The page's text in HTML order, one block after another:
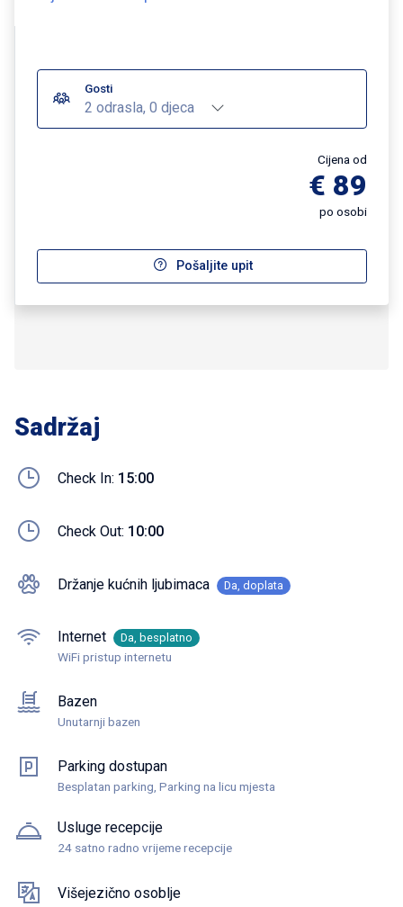
Gosti
2 odrasla, 0 djeca
Cijena od
€ 89
po osobi
Pošaljite upit
Sadržaj
Check In: 15:00
Check Out: 10:00
Držanje kućnih ljubimaca Da, doplata
Internet Da, besplatno
WiFi pristup internetu
Bazen
Unutarnji bazen
Parking dostupan
Besplatan parking, Parking na licu mjesta
Usluge recepcije
24 satno radno vrijeme recepcije
Višejezično osoblje